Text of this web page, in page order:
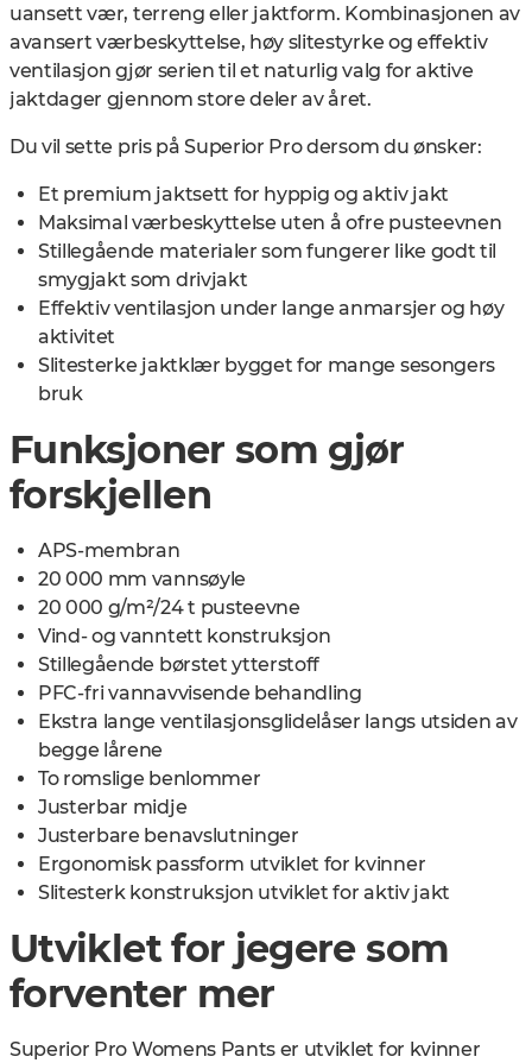
uansett vær, terreng eller jaktform. Kombinasjonen av
avansert værbeskyttelse, høy slitestyrke og effektiv
ventilasjon gjør serien til et naturlig valg for aktive
jaktdager gjennom store deler av året.
Du vil sette pris på Superior Pro dersom du ønsker:
Et premium jaktsett for hyppig og aktiv jakt
Maksimal værbeskyttelse uten å ofre pusteevnen
Stillegående materialer som fungerer like godt til
smygjakt som drivjakt
Effektiv ventilasjon under lange anmarsjer og høy
aktivitet
Slitesterke jaktklær bygget for mange sesongers
bruk
Funksjoner som gjør
forskjellen
APS-membran
20 000 mm vannsøyle
20 000 g/m²/24 t pusteevne
Vind- og vanntett konstruksjon
Stillegående børstet ytterstoff
PFC-fri vannavvisende behandling
Ekstra lange ventilasjonsglidelåser langs utsiden av
begge lårene
To romslige benlommer
Justerbar midje
Justerbare benavslutninger
Ergonomisk passform utviklet for kvinner
Slitesterk konstruksjon utviklet for aktiv jakt
Utviklet for jegere som
forventer mer
Superior Pro Womens Pants er utviklet for kvinner